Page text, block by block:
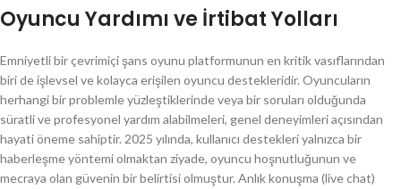
Oyuncu Yardımı ve İrtibat Yolları
Emniyetli bir çevrimiçi şans oyunu platformunun en kritik vasıflarından
biri de işlevsel ve kolayca erişilen oyuncu destekleridir. Oyuncuların
herhangi bir problemle yüzleştiklerinde veya bir soruları olduğunda
süratli ve profesyonel yardım alabilmeleri, genel deneyimleri açısından
hayati öneme sahiptir. 2025 yılında, kullanıcı destekleri yalnızca bir
haberleşme yöntemi olmaktan ziyade, oyuncu hoşnutluğunun ve
mecraya olan güvenin bir belirtisi olmuştur. Anlık konuşma (live chat)